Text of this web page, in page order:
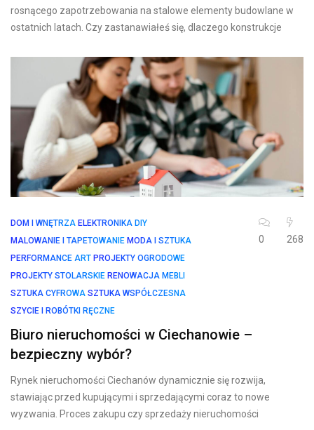
rosnącego zapotrzebowania na stalowe elementy budowlane w
ostatnich latach. Czy zastanawiałeś się, dlaczego konstrukcje
DOM I WNĘTRZA ELEKTRONIKA DIY
MALOWANIE I TAPETOWANIE MODA I SZTUKA
PERFORMANCE ART PROJEKTY OGRODOWE
PROJEKTY STOLARSKIE RENOWACJA MEBLI
SZTUKA CYFROWA SZTUKA WSPÓŁCZESNA
SZYCIE I ROBÓTKI RĘCZNE
0 268
Biuro nieruchomości w Ciechanowie –
bezpieczny wybór?
Rynek nieruchomości Ciechanów dynamicznie się rozwija,
stawiając przed kupującymi i sprzedającymi coraz to nowe
wyzwania. Proces zakupu czy sprzedaży nieruchomości